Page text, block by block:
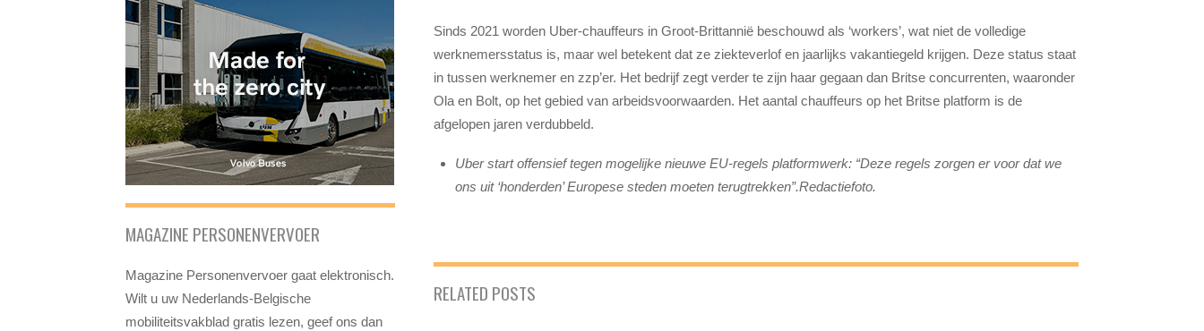
Sinds 2021 worden Uber-chauffeurs in Groot-Brittannië beschouwd als ‘workers’, wat niet de volledige
werknemersstatus is, maar wel betekent dat ze ziekteverlof en jaarlijks vakantiegeld krijgen. Deze status staat
in tussen werknemer en zzp’er. Het bedrijf zegt verder te zijn haar gegaan dan Britse concurrenten, waaronder
Ola en Bolt, op het gebied van arbeidsvoorwaarden. Het aantal chauffeurs op het Britse platform is de
afgelopen jaren verdubbeld.
Uber start offensief tegen mogelijke nieuwe EU-regels platformwerk: “Deze regels zorgen er voor dat we
ons uit ‘honderden’ Europese steden moeten terugtrekken”.Redactiefoto.
RELATED POSTS
MAGAZINE PERSONENVERVOER
Magazine Personenvervoer gaat elektronisch.
Wilt u uw Nederlands-Belgische
mobiliteitsvakblad gratis lezen, geef ons dan